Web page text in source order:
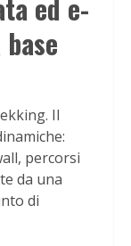
ed e-
Il
percorsi
da una
di